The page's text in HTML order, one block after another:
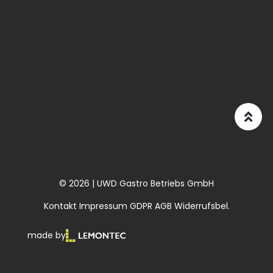
© 2026 | UWD Gastro Betriebs GmbH
Kontakt Impressum GDPR AGB Widerrufsbel.
made by